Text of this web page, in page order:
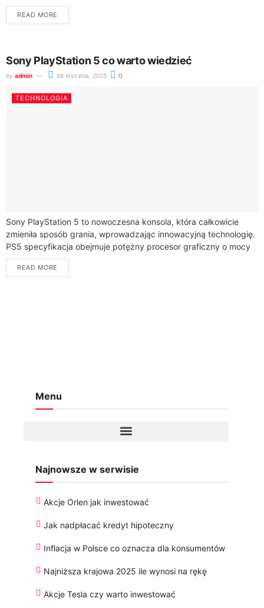
połączenia Bluetooth oraz redukują opóźnienia, co jest kluczowe
dla...READ MORE
Sony PlayStation 5 co warto wiedzieć
by admin 28 stycznia, 2025 0
TECHNOLOGIA
Sony PlayStation 5 to nowoczesna konsola, która całkowicie
zmieniła sposób grania, wprowadzając innowacyjną technologię.
PS5 specyfikacja obejmuje potężny procesor graficzny o mocy
10,28 teraflopa oraz procesor AMD Zen 2 z...
READ MORE
Menu
Najnowsze w serwisie
Akcje Orlen jak inwestować
Jak nadpłacać kredyt hipoteczny
Inflacja w Polsce co oznacza dla konsumentów
Najniższa krajowa 2025 ile wynosi na rękę
Akcje Tesla czy warto inwestować